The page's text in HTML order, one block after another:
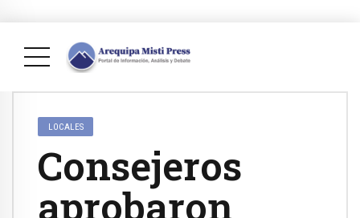
LOCALES
Consejeros
aprobaron